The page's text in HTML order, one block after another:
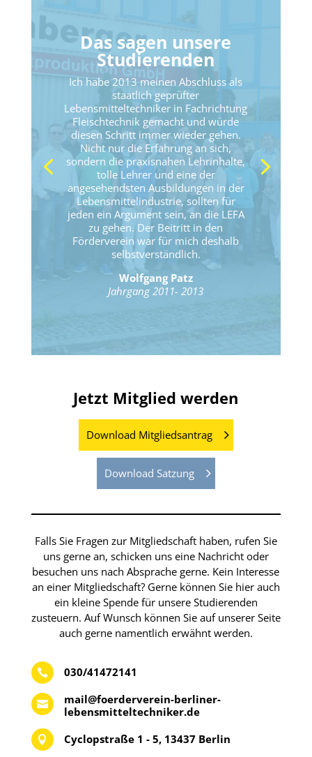
Das sagen unsere
Studierenden
Ich habe 2013 meinen Abschluss als
staatlich geprüfter
Lebensmitteltechniker in Fachrichtung
Fleischtechnik gemacht und würde
diesen Schritt immer wieder gehen.
Nicht nur die Erfahrung an sich,
sondern die praxisnahen Lehrinhalte,
tolle Lehrer und eine der
angesehendsten Ausbildungen in der
Lebensmittelindustrie, sollten für
jeden ein Argument sein, an die LEFA
zu gehen. Der Beitritt in den
Förderverein war für mich deshalb
selbstverständlich.
Wolfgang Patz
Jahrgang 2011- 2013
Jetzt Mitglied werden
Download Mitgliedsantrag
Download Satzung
Falls Sie Fragen zur Mitgliedschaft haben, rufen Sie
uns gerne an, schicken uns eine Nachricht oder
besuchen uns nach Absprache gerne. Kein Interesse
an einer Mitgliedschaft? Gerne können Sie hier auch
ein kleine Spende für unsere Studierenden
zusteuern. Auf Wunsch können Sie auf unserer Seite
auch gerne namentlich erwähnt werden.
 030/41472141

mail@foerderverein-berliner-
lebensmitteltechniker.de
 Cyclopstraße 1 - 5, 13437 Berlin